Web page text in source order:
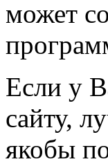
может
Если у
сайту,
якобы